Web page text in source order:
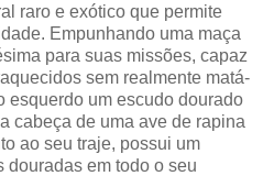
raro e exótico que permite
Empunhando uma maça
para suas missões, capaz
sem realmente matá-
esquerdo um escudo dourado
cabeça de uma ave de rapina
ao seu traje, possui um
douradas em todo o seu